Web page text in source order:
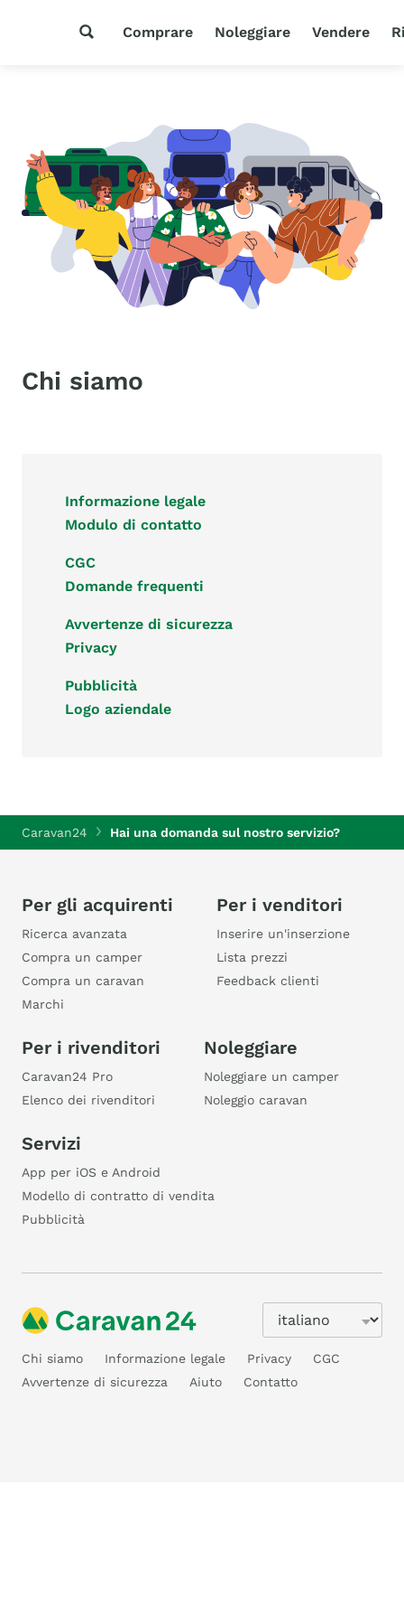
Comprare Noleggiare Vendere
Chi siamo
Informazione legale
Modulo di contatto
CGC
Domande frequenti
Avvertenze di sicurezza
Privacy
Pubblicità
Logo aziendale
Caravan24 Hai una domanda sul nostro servizio?
Per gli acquirenti
Ricerca avanzata
Compra un camper
Compra un caravan
Marchi
Per i venditori
Inserire un'inserzione
Lista prezzi
Feedback clienti
Per i rivenditori
Caravan24 Pro
Elenco dei rivenditori
Noleggiare
Noleggiare un camper
Noleggio caravan
Servizi
App per iOS e Android
Modello di contratto di vendita
Pubblicità
Chi siamo Informazione legale Privacy
CGC
Avvertenze di sicurezza
Aiuto Contatto